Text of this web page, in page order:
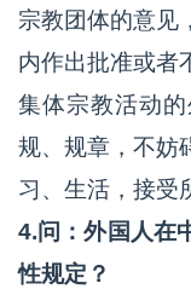
宗教团体的意见
内作出批准或者
集体宗教活动
规、规章，不妨
习、生活，接受
4.问：外国人在
性规定？